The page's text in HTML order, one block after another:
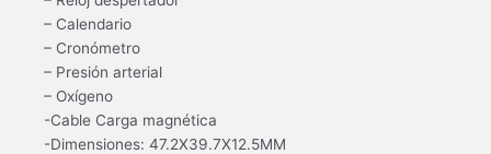
– Calendario
– Cronómetro
– Presión arterial
– Oxígeno
-Cable Carga magnética
-Dimensiones: 47.2X39.7X12.5MM